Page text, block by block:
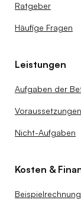
Ratgeber
Häufige Fragen
Leistungen
Aufgaben der
Voraussetzungen
Nicht-Aufgaben
Kosten &
Beispielrechnung